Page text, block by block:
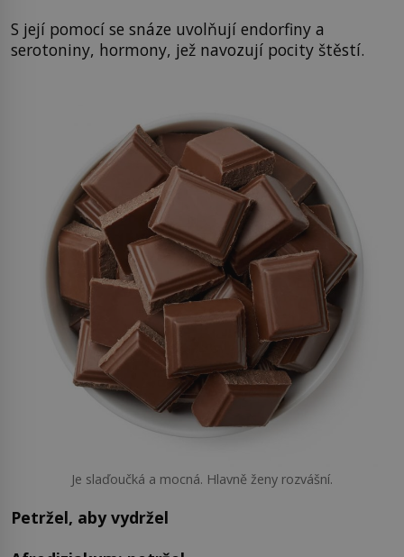
S její pomocí se snáze uvolňují endorfiny a
serotoniny, hormony, jež navozují pocity štěstí.
Je slaďoučká a mocná. Hlavně ženy rozvášní.
Petržel, aby vydržel